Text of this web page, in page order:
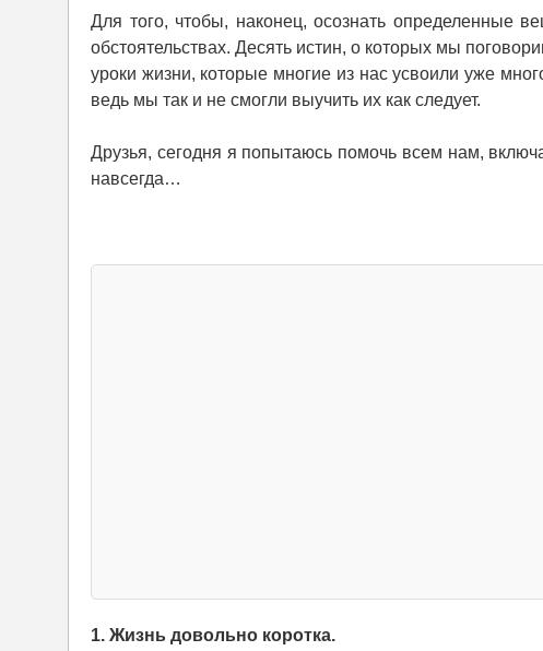
Для того, чтобы, наконец, осознать определенные
обстоятельствах. Десять истин, о которых мы
уроки жизни, которые многие из нас усвоили уже
ведь мы так и не смогли выучить их как следует.
Друзья, сегодня я попытаюсь помочь всем нам,
навсегда…
1. Жизнь довольно коротка.